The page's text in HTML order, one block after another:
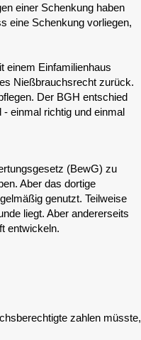
einer Schenkung haben
eine Schenkung vorliegen,
einem Einfamilienhaus
Nießbrauchsrecht zurück.
Der BGH entschied
einmal richtig und einmal
(BewG) zu
Aber das dortige
genutzt. Teilweise
liegt. Aber andererseits
entwickeln.
zahlen müsste,